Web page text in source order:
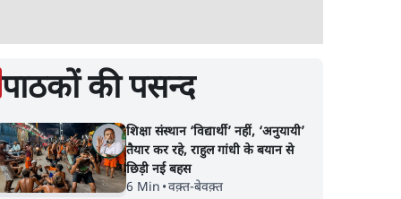
पाठकों की पसन्द
शिक्षा संस्थान ‘विद्यार्थी’ नहीं, ‘अनुयायी’
तैयार कर रहे, राहुल गांधी के बयान से
छिड़ी नई बहस
6 Min •वक़्त-बेवक़्त